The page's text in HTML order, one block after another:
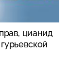
цианид